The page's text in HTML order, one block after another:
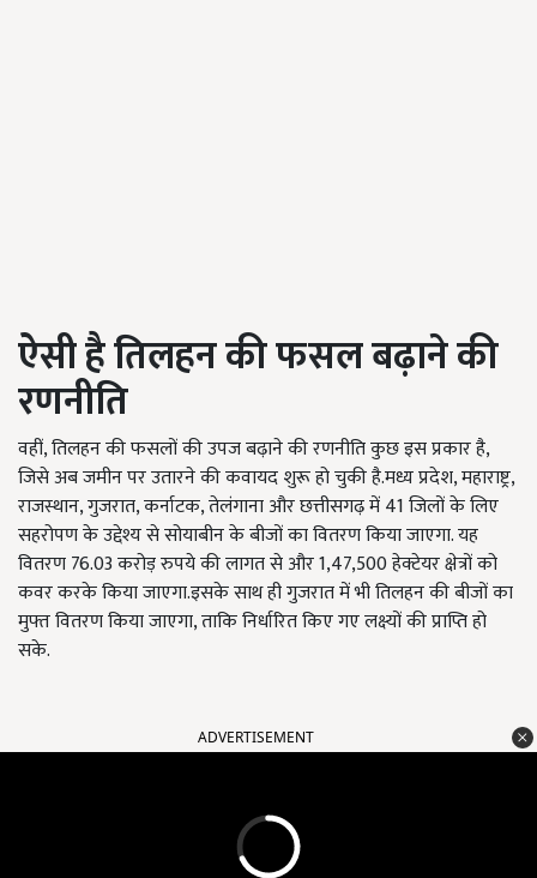
ऐसी है तिलहन की फसल बढ़ाने की
रणनीति
वहीं, तिलहन की फसलों की उपज बढ़ाने की रणनीति कुछ इस प्रकार है,
जिसे अब जमीन पर उतारने की कवायद शुरू हो चुकी है.मध्य प्रदेश, महाराष्ट्र,
राजस्थान, गुजरात, कर्नाटक, तेलंगाना और छत्तीसगढ़ में 41 जिलों के लिए
सहरोपण के उद्देश्य से सोयाबीन के बीजों का वितरण किया जाएगा. यह
वितरण 76.03 करोड़ रुपये की लागत से और 1,47,500 हेक्टेयर क्षेत्रों को
कवर करके किया जाएगा.इसके साथ ही गुजरात में भी तिलहन की बीजों का
मुफ्त वितरण किया जाएगा, ताकि निर्धारित किए गए लक्ष्यों की प्राप्ति हो
सके.
ADVERTISEMENT